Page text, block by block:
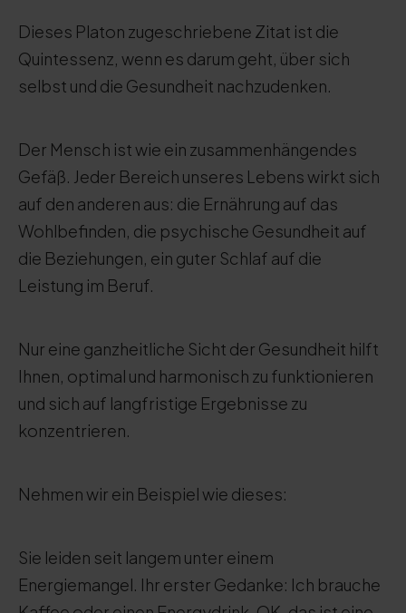
Dieses Platon zugeschriebene Zitat ist die
Quintessenz, wenn es darum geht, über sich
selbst und die Gesundheit nachzudenken.
Der Mensch ist wie ein zusammenhängendes
Gefäß. Jeder Bereich unseres Lebens wirkt sich
auf den anderen aus: die Ernährung auf das
Wohlbefinden, die psychische Gesundheit auf
die Beziehungen, ein guter Schlaf auf die
Leistung im Beruf.
Nur eine ganzheitliche Sicht der Gesundheit hilft
Ihnen, optimal und harmonisch zu funktionieren
und sich auf langfristige Ergebnisse zu
konzentrieren.
Nehmen wir ein Beispiel wie dieses:
Sie leiden seit langem unter einem
Energiemangel. Ihr erster Gedanke: Ich brauche